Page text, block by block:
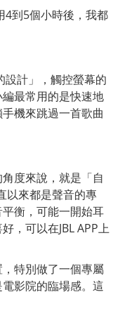
4到5個小時後，我都
設計」，觸控螢幕的
最常用的是快速地
機來跳過一首歌曲
度來說，就是「自
以來都是聲音的專
衡， 可能一開始耳
，可以在JBL APP上
特別做了一個專屬
影院的臨場感。這